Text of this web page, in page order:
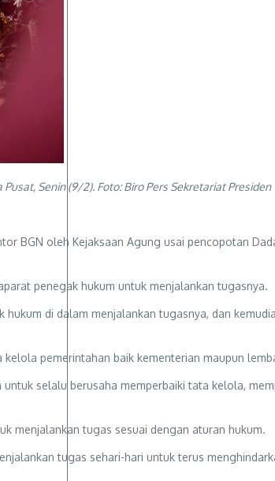
Senin (9/2). Foto: Biro Pers Sekretariat Presiden
BGN oleh Kejaksaan Agung usai pencopotan
penegak hukum untuk menjalankan tugasnya.
di dalam menjalankan tugasnya, dan
pemerintahan baik kementerian maupun
selalu berusaha memperbaiki tata kelola,
menjalankan tugas sesuai dengan aturan hukum.
tugas sehari-hari untuk terus